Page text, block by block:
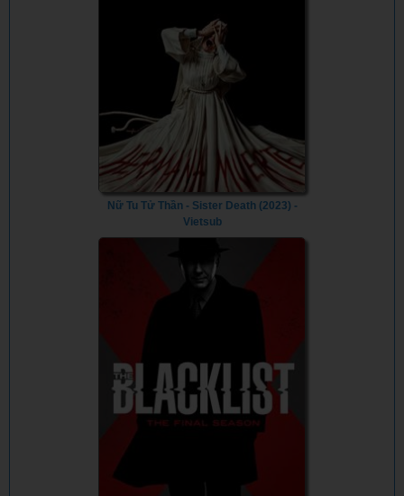
Nữ Tu Tử Thần - Sister Death (2023) -
Vietsub